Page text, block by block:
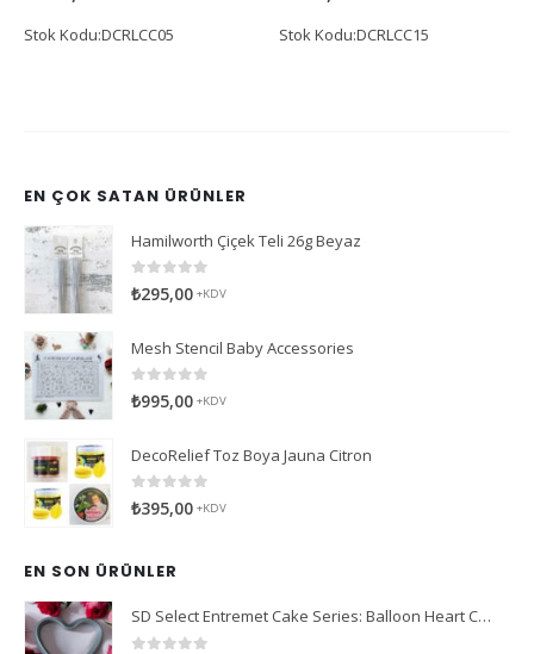
Stok Kodu:DCRLCC05
Stok Kodu:DCRLCC15
EN ÇOK SATAN ÜRÜNLER
Hamilworth Çiçek Teli 26g Beyaz
0 5 üzerinden
₺295,00 +KDV
Mesh Stencil Baby Accessories
0 5 üzerinden
₺995,00 +KDV
DecoRelief Toz Boya Jauna Citron
05 üzerinden
₺395,00 +KDV
EN SON ÜRÜNLER
SD Select Entremet Cake Series: Balloon Heart Cutter Small Cutter (Antreme Pasta Serisi: Balon Kalp Kesici)